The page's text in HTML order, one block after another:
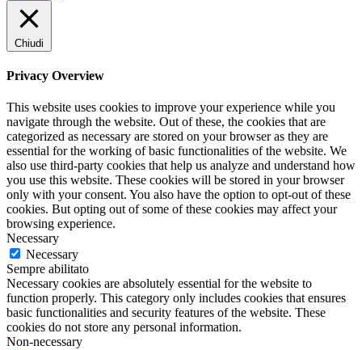
Chiudi
Privacy Overview
This website uses cookies to improve your experience while you
navigate through the website. Out of these, the cookies that are
categorized as necessary are stored on your browser as they are
essential for the working of basic functionalities of the website. We
also use third-party cookies that help us analyze and understand how
you use this website. These cookies will be stored in your browser
only with your consent. You also have the option to opt-out of these
cookies. But opting out of some of these cookies may affect your
browsing experience.
Necessary
Necessary
Sempre abilitato
Necessary cookies are absolutely essential for the website to
function properly. This category only includes cookies that ensures
basic functionalities and security features of the website. These
cookies do not store any personal information.
Non-necessary